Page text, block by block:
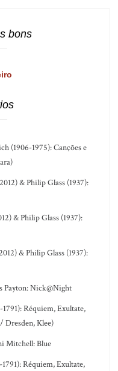
bons
(1906-1975): Canções e
& Philip Glass (1937):
& Philip Glass (1937):
& Philip Glass (1937):
Payton: Nick@Night
Réquiem, Exultate,
Dresden, Klee)
Mitchell: Blue
Réquiem, Exultate,